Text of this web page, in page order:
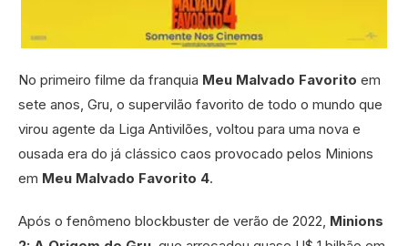
No primeiro filme da franquia Meu Malvado Favorito em
sete anos, Gru, o supervilão favorito de todo o mundo que
virou agente da Liga Antivilões, voltou para uma nova e
ousada era do já clássico caos provocado pelos Minions
em Meu Malvado Favorito 4.
Após o fenômeno blockbuster de verão de 2022, Minions